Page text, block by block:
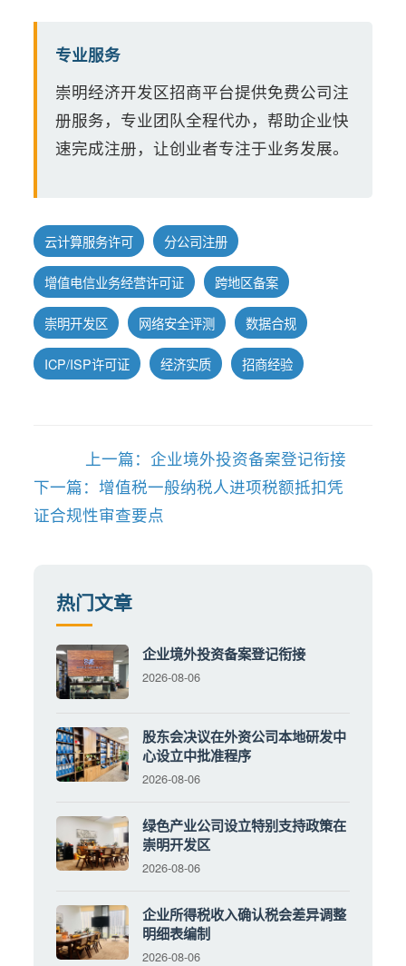
专业服务
崇明经济开发区招商平台提供免费公司注
册服务，专业团队全程代办，帮助企业快
速完成注册，让创业者专注于业务发展。
云计算服务许可 分公司注册
增值电信业务经营许可证 跨地区备案
崇明开发区 网络安全评测 数据合规
ICP/ISP许可证 经济实质 招商经验
上一篇：企业境外投资备案登记衔接
下一篇：增值税一般纳税人进项税额抵扣凭
证合规性审查要点
热门文章
企业境外投资备案登记衔接
2026-08-06
股东会决议在外资公司本地研发中
心设立中批准程序
2026-08-06
绿色产业公司设立特别支持政策在
崇明开发区
2026-08-06
企业所得税收入确认税会差异调整
明细表编制
2026-08-06